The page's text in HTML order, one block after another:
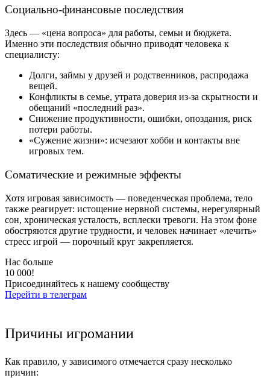
Социально-финансовые последствия
Здесь — «цена вопроса» для работы, семьи и бюджета.
Именно эти последствия обычно приводят человека к
специалисту:
Долги, займы у друзей и родственников, распродажа
вещей.
Конфликты в семье, утрата доверия из-за скрытности и
обещаний «последний раз».
Снижение продуктивности, ошибки, опоздания, риск
потери работы.
«Сужение жизни»: исчезают хобби и контакты вне
игровых тем.
Соматические и режимные эффекты
Хотя игровая зависимость — поведенческая проблема, тело
также реагирует: истощение нервной системы, нерегулярный
сон, хроническая усталость, всплески тревоги. На этом фоне
обостряются другие трудности, и человек начинает «лечить»
стресс игрой — порочный круг закрепляется.
Нас больше
10 000!
Присоединяйтесь к нашему сообществу
Перейти в телеграм
Причины игромании
Как правило, у зависимого отмечается сразу несколько
причин: